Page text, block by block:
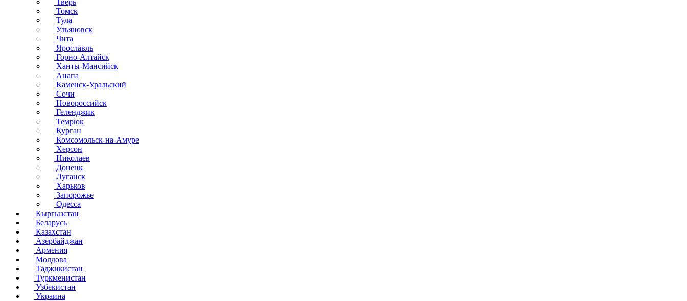
Тверь
Томск
Тула
Ульяновск
Чита
Ярославль
Горно-Алтайск
Ханты-Мансийск
Анапа
Каменск-Уральский
Сочи
Новороссийск
Геленджик
Темрюк
Курган
Комсомольск-на-Амуре
Херсон
Николаев
Донецк
Луганск
Харьков
Запорожье
Одесса
Кыргызстан
Беларусь
Казахстан
Азербайджан
Армения
Молдова
Таджикистан
Туркменистан
Узбекистан
Украина